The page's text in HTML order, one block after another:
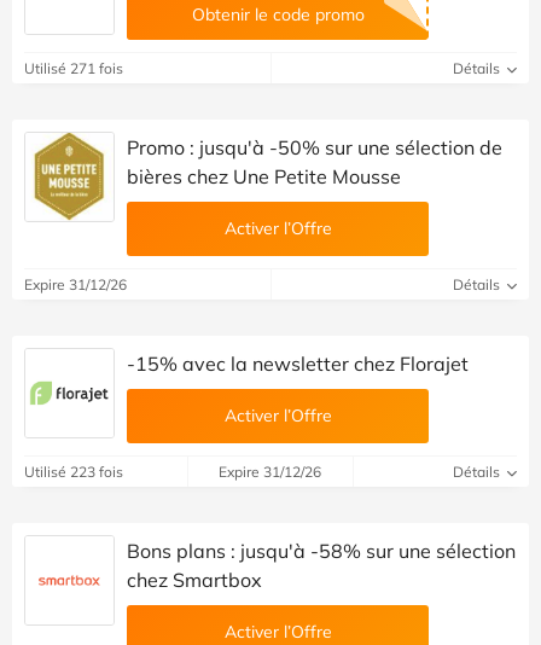
Obtenir le code promo
Utilisé 271 fois Détails
Promo : jusqu'à -50% sur une sélection de
bières chez Une Petite Mousse
Activer l’Offre
Expire 31/12/26 Détails
-15% avec la newsletter chez Florajet
Activer l’Offre
Utilisé 223 fois Expire 31/12/26 Détails
Bons plans : jusqu'à -58% sur une sélection
chez Smartbox
Activer l’Offre